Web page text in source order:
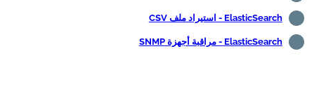
ElasticSearch - استيراد ملف CSV
ElasticSearch - مراقبة أجهزة SNMP